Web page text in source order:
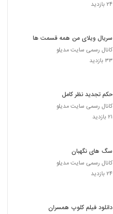
۲۴ بازدید
سریال ویلای من همه قسمت ها
کانال رسمی سایت مدیلو
۳۳ بازدید
حکم تجدید نظر کامل
کانال رسمی سایت مدیلو
۲۱ بازدید
سگ های نگهبان
کانال رسمی سایت مدیلو
۲۴ بازدید
دانلود فیلم کلوپ همسران